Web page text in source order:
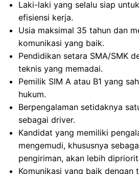
Laki-laki yang selalu siap
efisiensi kerja.
Usia maksimal 35 tahun dan
komunikasi yang baik.
Pendidikan setara SMA/SMK
teknis yang memadai.
Pemilik SIM A atau B1 yang
hukum.
Berpengalaman setidaknya
sebagai driver.
Kandidat yang memiliki
mengemudi, khususnya
pengiriman, akan lebih
Komunikasi yang baik dengan